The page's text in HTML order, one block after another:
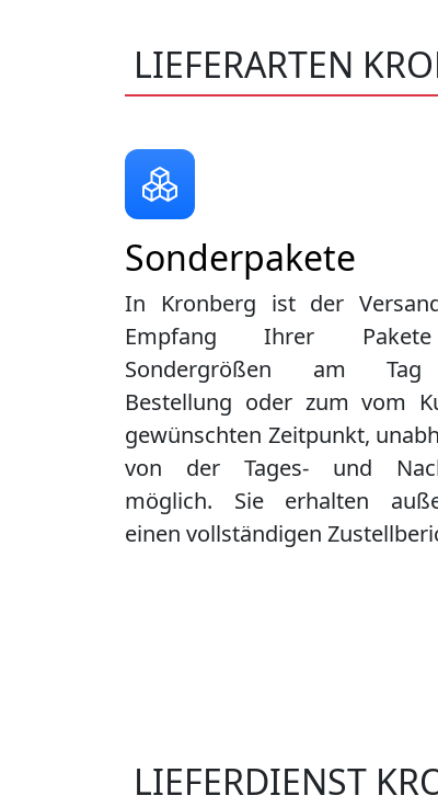
LIEFERARTEN
Sonderpakete
In Kronberg ist der
Empfang Ihrer
Sondergrößen am
Bestellung oder zum vom
gewünschten Zeitpunkt,
von der Tages- und
möglich. Sie erhalten
einen vollständigen
LIEFERDIENST